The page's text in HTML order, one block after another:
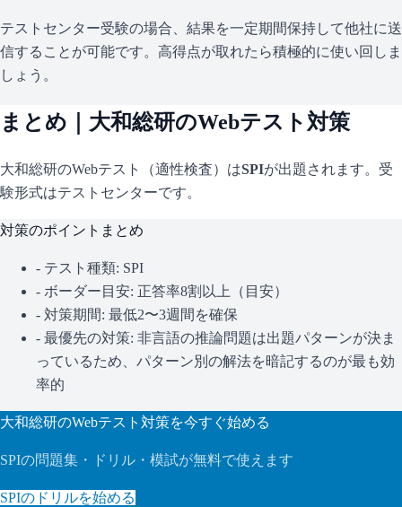
テストセンター受験の場合、結果を一定期間保持して他社に送
信することが可能です。高得点が取れたら積極的に使い回しま
しょう。
まとめ｜ 大和総研のWebテスト対策
大和総研のWebテスト（適性検査）はSPIが出題されます。 受
験形式はテストセンターです。
対策のポイントまとめ
- テスト種類: SPI
- ボーダー目安: 正答率8割以上（目安）
- 対策期間: 最低2〜3週間を確保
- 最優先の対策: 非言語の推論問題は出題パターンが決ま
っているため、パターン別の解法を暗記するのが最も効
率的
大和総研のWebテスト対策を今すぐ始める
SPIの問題集・ドリル・模試が無料で使えます
SPIのドリルを始める